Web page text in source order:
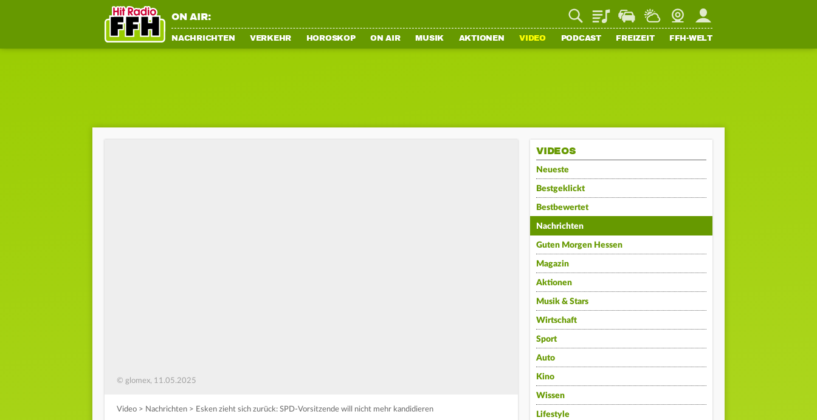
ON AIR: PlaylistStaupilotWetterWebcamMein FFH
NACHRICHTEN VERKEHR HOROSKOP ON AIR MUSIK AKTIONEN VIDEO PODCAST FREIZEIT FFH-WELT
© glomex, 11.05.2025
Video > Nachrichten > Esken zieht sich zurück: SPD-Vorsitzende will nicht mehr kandidieren
VIDEOS
Neueste
Bestgeklickt
Bestbewertet
Nachrichten
Guten Morgen Hessen
Magazin
Aktionen
Musik & Stars
Wirtschaft
Sport
Auto
Kino
Wissen
Lifestyle